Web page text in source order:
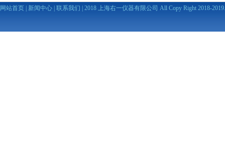
网站首页 新闻中心 联系我们 | 2018 上海右一仪器有限公司 All Copy Right 2018-